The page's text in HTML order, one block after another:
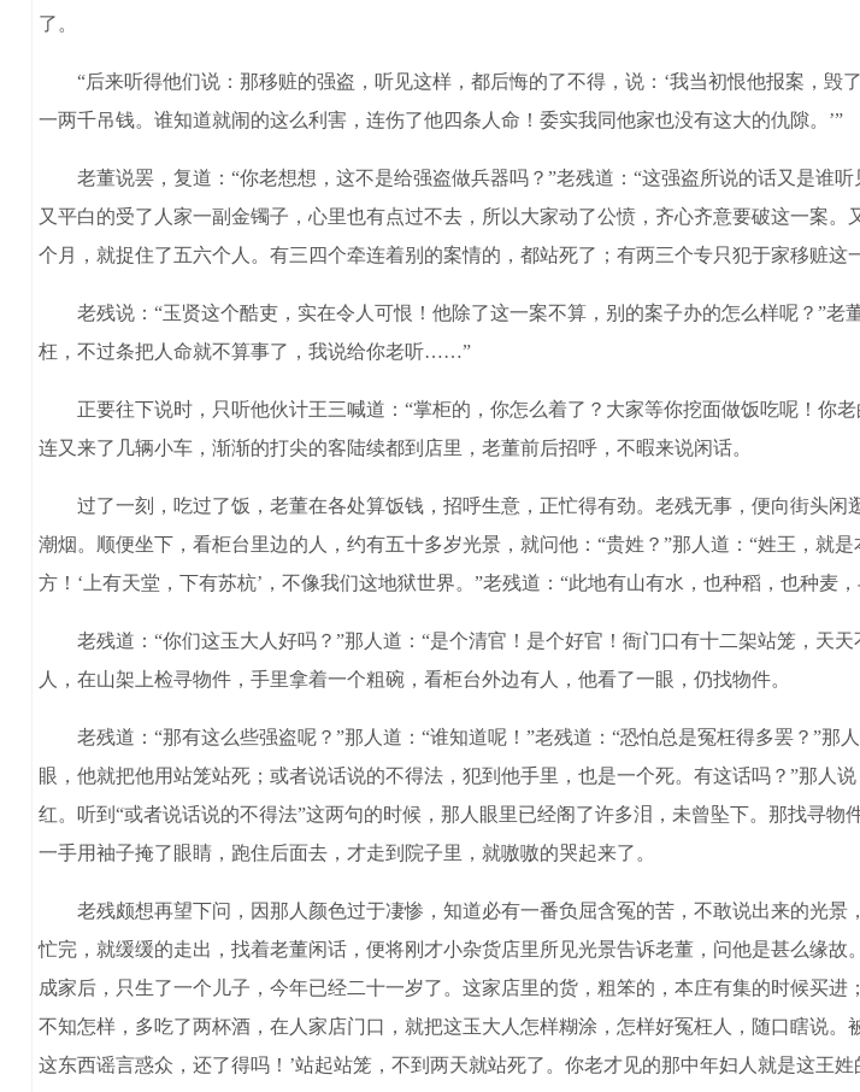
了。
“后来听得他们说：那移赃的强盗，听见这样，都后悔的了不得，说：‘我当初恨他报案，毁
一两千吊钱。谁知道就闹的这么利害，连伤了他四条人命！委实我同他家也没有这大的仇隙。’”
老董说罢，复道：“你老想想，这不是给强盗做兵器吗？”老残道：“这强盗所说的话又是谁听
又平白的受了人家一副金镯子，心里也有点过不去，所以大家动了公愤，齐心齐意要破这一案
个月，就捉住了五六个人。有三四个牵连着别的案情的，都站死了；有两三个专只犯于家移赃这
老残说：“玉贤这个酷吏，实在令人可恨！他除了这一案不算，别的案子办的怎么样呢？”老
枉，不过条把人命就不算事了，我说给你老听……”
正要往下说时，只听他伙计王三喊道：“掌柜的，你怎么着了？大家等你挖面做饭吃呢！你
连又来了几辆小车，渐渐的打尖的客陆续都到店里，老董前后招呼，不暇来说闲话。
过了一刻，吃过了饭，老董在各处算饭钱，招呼生意，正忙得有劲。老残无事，便向街头闲
潮烟。顺便坐下，看柜台里边的人，约有五十多岁光景，就问他：“贵姓？”那人道：“姓王，就
方！‘上有天堂，下有苏杭’，不像我们这地狱世界。”老残道：“此地有山有水，也种稻，也种麦
老残道：“你们这玉大人好吗？”那人道：“是个清官！是个好官！衙门口有十二架站笼，天
人，在山架上检寻物件，手里拿着一个粗碗，看柜台外边有人，他看了一眼，仍找物件。
老残道：“那有这么些强盗呢？”那人道：“谁知道呢！”老残道：“恐怕总是冤枉得多罢？”那
眼，他就把他用站笼站死；或者说话说的不得法，犯到他手里，也是一个死。有这话吗？”那人
红。听到“或者说话说的不得法”这两句的时候，那人眼里已经阁了许多泪，未曾坠下。那找寻
一手用袖子掩了眼睛，跑住后面去，才走到院子里，就嗷嗷的哭起来了。
老残颇想再望下问，因那人颜色过于凄惨，知道必有一番负屈含冤的苦，不敢说出来的光景
忙完，就缓缓的走出，找着老董闲话，便将刚才小杂货店里所见光景告诉老董，问他是甚么缘
成家后，只生了一个儿子，今年已经二十一岁了。这家店里的货，粗笨的，本庄有集的时候买
不知怎样，多吃了两杯酒，在人家店门口，就把这玉大人怎样糊涂，怎样好冤枉人，随口瞎说
这东西谣言惑众，还了得吗！’站起站笼，不到两天就站死了。你老才见的那中年妇人就是这王